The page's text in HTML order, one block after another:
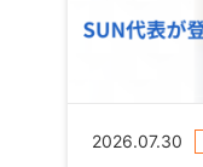
2026.07.30